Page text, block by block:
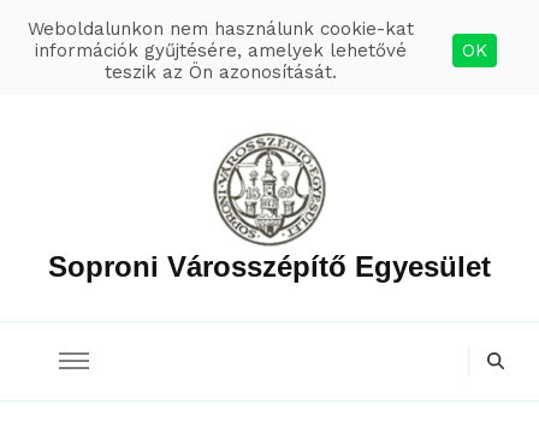
Soproni Városszépítő Egyesület
Weboldalunkon nem használunk cookie-kat
információk gyűjtésére, amelyek lehetővé
teszik az Ön azonosítását.
OK